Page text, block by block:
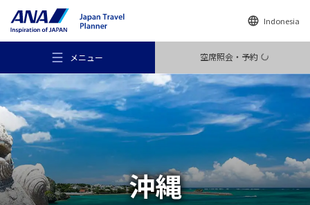
Indonesia
メニュー 空席照会・予約
おすすめの旅 沖縄